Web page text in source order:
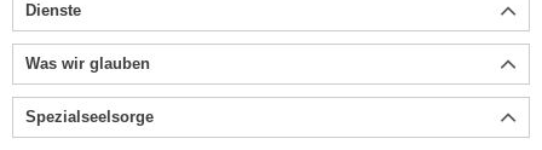
Dienste
Was wir glauben
Spezialseelsorge